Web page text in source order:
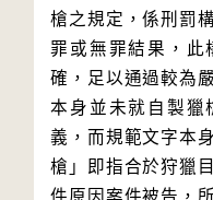
槍之規定，係刑罰
罪或無罪結果，此
確，足以通過較為
本身並未就自製獵
義，而規範文字本
槍」即指合於狩獵
件原因案件被告，